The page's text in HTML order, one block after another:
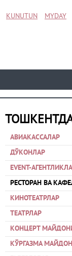
KUNUTUN MYDAY
АВИАКАССАЛАР
ДЎКОНЛАР
EVENT-
РЕСТОРАН ВА
КИНОТЕАТРЛАР
ТЕАТРЛАР
КОНЦЕРТ
КЎРГАЗМА